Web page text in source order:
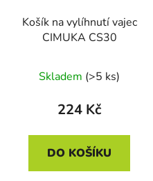
Košík na vylíhnutí vajec
CIMUKA CS30
Skladem (>5 ks)
224 Kč
DO KOŠÍKU